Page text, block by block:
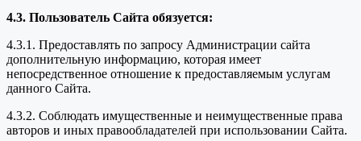
4.3. Пользователь Сайта обязуется:
4.3.1. Предоставлять по запросу Администрации сайта
дополнительную информацию, которая имеет
непосредственное отношение к предоставляемым услугам
данного Сайта.
4.3.2. Соблюдать имущественные и неимущественные права
авторов и иных правообладателей при использовании Сайта.